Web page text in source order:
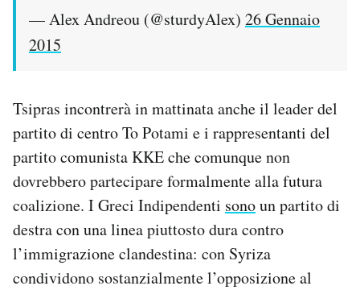
— Alex Andreou (@sturdyAlex) 26 Gennaio
2015
Tsipras incontrerà in mattinata anche il leader del
partito di centro To Potami e i rappresentanti del
partito comunista KKE che comunque non
dovrebbero partecipare formalmente alla futura
coalizione. I Greci Indipendenti sonoun partito di
destra con una linea piuttosto dura contro
l’immigrazione clandestina: con Syriza
condividono sostanzialmente l’opposizione al